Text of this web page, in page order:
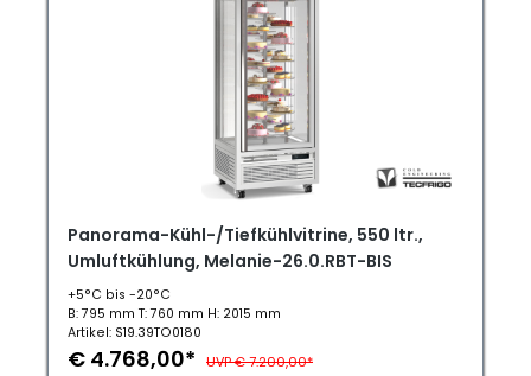
Panorama-Kühl-/Tiefkühlvitrine, 550 ltr.,
Umluftkühlung, Melanie-26.0.RBT-BIS
+5°C bis -20°C
B: 795 mm T: 760 mm H: 2015 mm
Artikel: S19.39TO0180
€ 4.768,00* UVP € 7.200,00*